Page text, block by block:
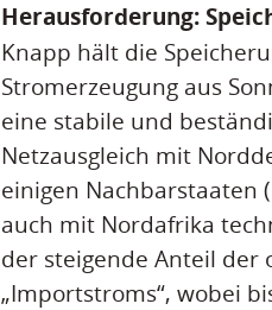
Herausforderung:
Knapp hält die
Stromerzeugung aus
eine stabile und
Netzausgleich mit
einigen Nachbarstaaten
auch mit Nordafrika
der steigende Anteil der
„Importstroms“, wobei